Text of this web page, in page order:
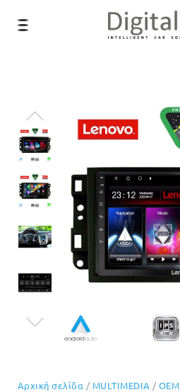
Αρχική σελίδα / MULTIMEDIA / OEM